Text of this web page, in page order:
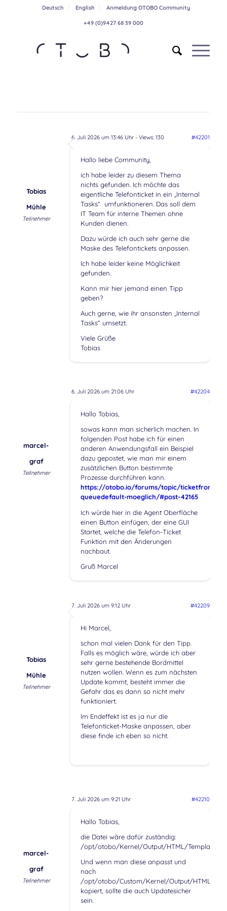
Deutsch English Anmeldung OTOBO Community
+49 (0)9427 68 39 000
6. Juli 2026 um 13:46 Uhr- Views: 130 #42201
Tobias
Mühle
Teilnehmer
Hallo liebe Community,
ich habe leider zu diesem Thema
nichts gefunden. Ich möchte das
eigentliche Telefonticket in ein „Internal
Tasks“ umfunktioneren. Das soll dem
IT Team für interne Themen ohne
Kunden dienen.
Dazu würde ich auch sehr gerne die
Maske des Telefontickets anpassen.
Ich habe leider keine Möglichkeit
gefunden.
Kann mir hier jemand einen Tipp
geben?
Auch gerne, wie ihr ansonsten „Internal
Tasks“ umsetzt.
Viele Grüße
Tobias
6. Juli 2026 um 21:06 Uhr #42204
marcel-
graf
Teilnehmer
Hallo Tobias,
sowas kann man sicherlich machen. In
folgenden Post habe ich für einen
anderen Anwendungsfall ein Beispiel
dazu gepostet, wie man mir einem
zusätzlichen Button bestimmte
Prozesse durchführen kann.
https://otobo.io/forums/topic/
queuedefault-moeglich/#post-42165
Ich würde hier in die Agent Oberfläche
einen Button einfügen, der eine GUI
Startet, welche die Telefon-Ticket
Funktion mit den Änderungen
nachbaut.
Gruß Marcel
7. Juli 2026 um 9:12 Uhr #42209
Tobias
Mühle
Teilnehmer
Hi Marcel,
schon mal vielen Dank für den Tipp.
Falls es möglich wäre, würde ich aber
sehr gerne bestehende Bordmittel
nutzen wollen. Wenn es zum nächsten
Update kommt, besteht immer die
Gefahr das es dann so nicht mehr
funktioniert.
Im Endeffekt ist es ja nur die
Telefonticket-Maske anpassen, aber
diese finde ich eben so nicht.
7. Juli 2026 um 9:21 Uhr #42210
marcel-
graf
Teilnehmer
Hallo Tobias,
die Datei wäre dafür zuständig:
/opt/otobo/Kernel/Output/HTML/Templates/
Und wenn man diese anpasst und
nach
/opt/otobo/Custom/Kernel/Output/HTML/
kopiert, sollte die auch Updatesicher
sein.